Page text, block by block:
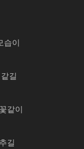
이
길
같이
길